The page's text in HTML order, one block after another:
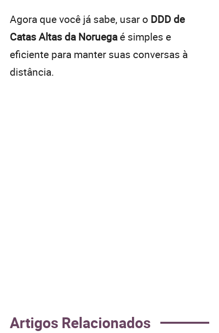
Agora que você já sabe, usar o DDD de
Catas Altas da Noruega é simples e
eficiente para manter suas conversas à
distância.
Artigos Relacionados